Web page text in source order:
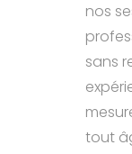
nos
sans
tout